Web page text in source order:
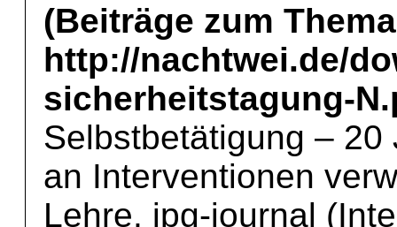
(Beiträge zum Thema
http://nachtwei.de/
sicherheitstagung-
Selbstbetätigung –
an Interventionen
Lehre, ipg-journal